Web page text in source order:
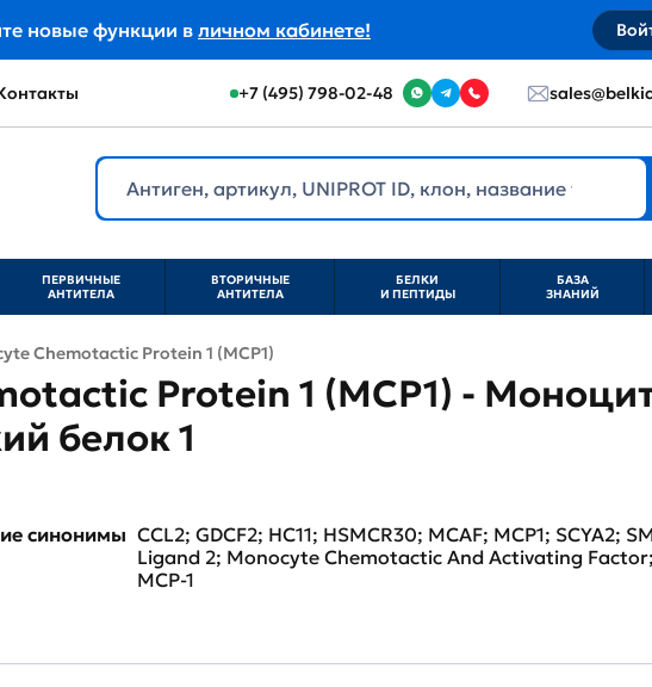
новые функции в личном кабинете!
+7 (495) 798-02-48
ПЕРВИЧНЫЕ
АНТИТЕЛА
ВТОРИЧНЫЕ
АНТИТЕЛА
БЕЛКИ
И ПЕПТИДЫ
БАЗА
ЗНАНИЙ
Chemotactic Protein 1 (MCP1)
Protein 1 (MCP1) -
белок 1
синонимы CCL2; GDCF2; HC11; HSMCR30; MCAF; MCP1; SCYA2;
Ligand 2; Monocyte Chemotactic And Activating
MCP-1